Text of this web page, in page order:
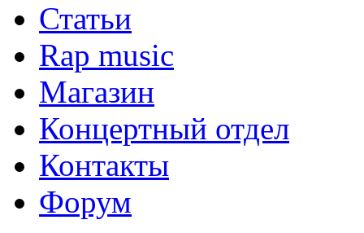
Статьи
Rap music
Магазин
Концертный отдел
Контакты
Форум